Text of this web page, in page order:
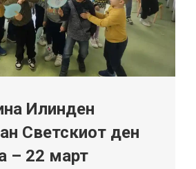
Илинден
Светскиот ден
– 22 март